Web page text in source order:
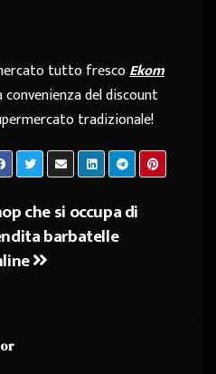
tutto frescoEkom
del discount
tradizionale!
che si occupa di
barbatelle